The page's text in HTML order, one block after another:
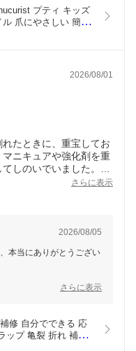
は、商品の状態を確認さ
に受け止め、今後も品質
ました。
プティ キッズ
爪にやさしい 簡単
2026/08/01
れたときに、重宝してお
ニキュアや強化剤を重
しのいでいました。一
も長持ちするし目立たな
リッと割れてしまう恐
さらに表示
2026/08/05
本当にありがとうござい
としてお役に立てている
も励みになります。
丁寧に処置を行うことで
さらに表示
修 自分でできる 応
ップ 亀裂 折れ 補強